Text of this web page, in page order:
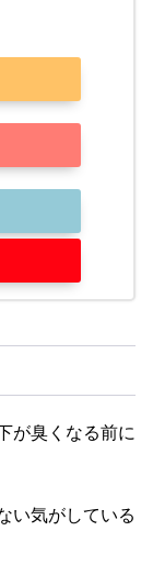
が臭くなる前に
い気がしている